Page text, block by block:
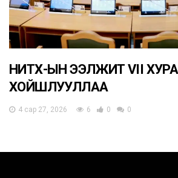
НИТХ-ЫН ЭЭЛЖИТ VII
ХОЙШЛУУЛЛАА
4 сар 27, 2026 6 0 0